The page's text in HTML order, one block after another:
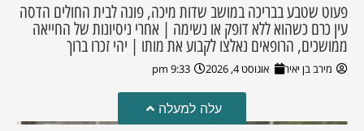
פעוט שטבע בבריכה במושב שדות מיכה, פונה לבית החולים הדסה
עין כרם כשהוא ללא דופק או נשימה | אחרי ניסיונות של החייאה
ממושכים, הרופאים נאלצו לקבוע את מותו | יהי זכרו ברוך
מירב בן יאיר אוגוסט 4, 2026 9:33 pm
עלה למעלה